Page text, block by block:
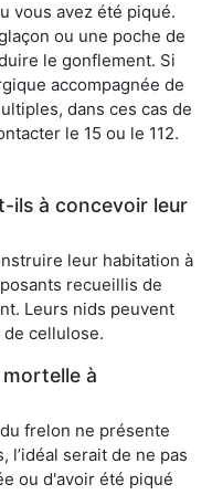
vous avez été piqué.
ou une poche de
le gonflement. Si
accompagnée de
dans ces cas de
le 15 ou le 112.
ils à concevoir leur
leur habitation à
recueillis de
Leurs nids peuvent
cellulose.
mortelle à
frelon ne présente
l’idéal serait de ne pas
ou d'avoir été piqué